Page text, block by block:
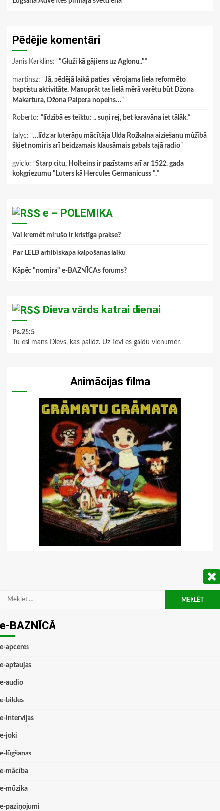
Pēdējie komentāri
Janis Karklins: “"Gluži kā gājiens uz Aglonu.."”
martinsz: “Jā, pēdējā laikā patiesi vērojama liela reformēto
baptistu aktivitāte. Manuprāt tas lielā mērā varētu būt Džona
Makartura, Džona Paipera nopelns…”
Roberto: “ līdzībā es teiktu: .. suņi rej, bet karavāna iet tālāk.”
talyc: “…līdz ar luterāņu mācītāja Ulda Rožkalna aiziešanu mūžībā
šķiet nomiris arī beidzamais klausāmais gabals tajā radio”
gviclo: “Starp citu, Holbeins ir pazīstams arī ar 1522. gada
kokgriezumu "Luters kā Hercules Germanicuss ".”
e – POLEMIKA
Vai kremēt mirušo ir kristīga prakse?
Par LELB arhibīskapa kalpošanas laiku
Kāpēc "nomira" e-BAZNĪCAs forums?
Dieva vārds katrai dienai
Ps.25:5
Tu esi mans Dievs, kas palīdz. Uz Tevi es gaidu vienumēr.
Animācijas filma
Meklēt:
e-BAZNĪCĀ
e-apceres
e-aptaujas
e-audio
e-bildes
e-intervijas
e-joki
e-lūgšanas
e-mācība
e-mūzika
e-paziņojumi